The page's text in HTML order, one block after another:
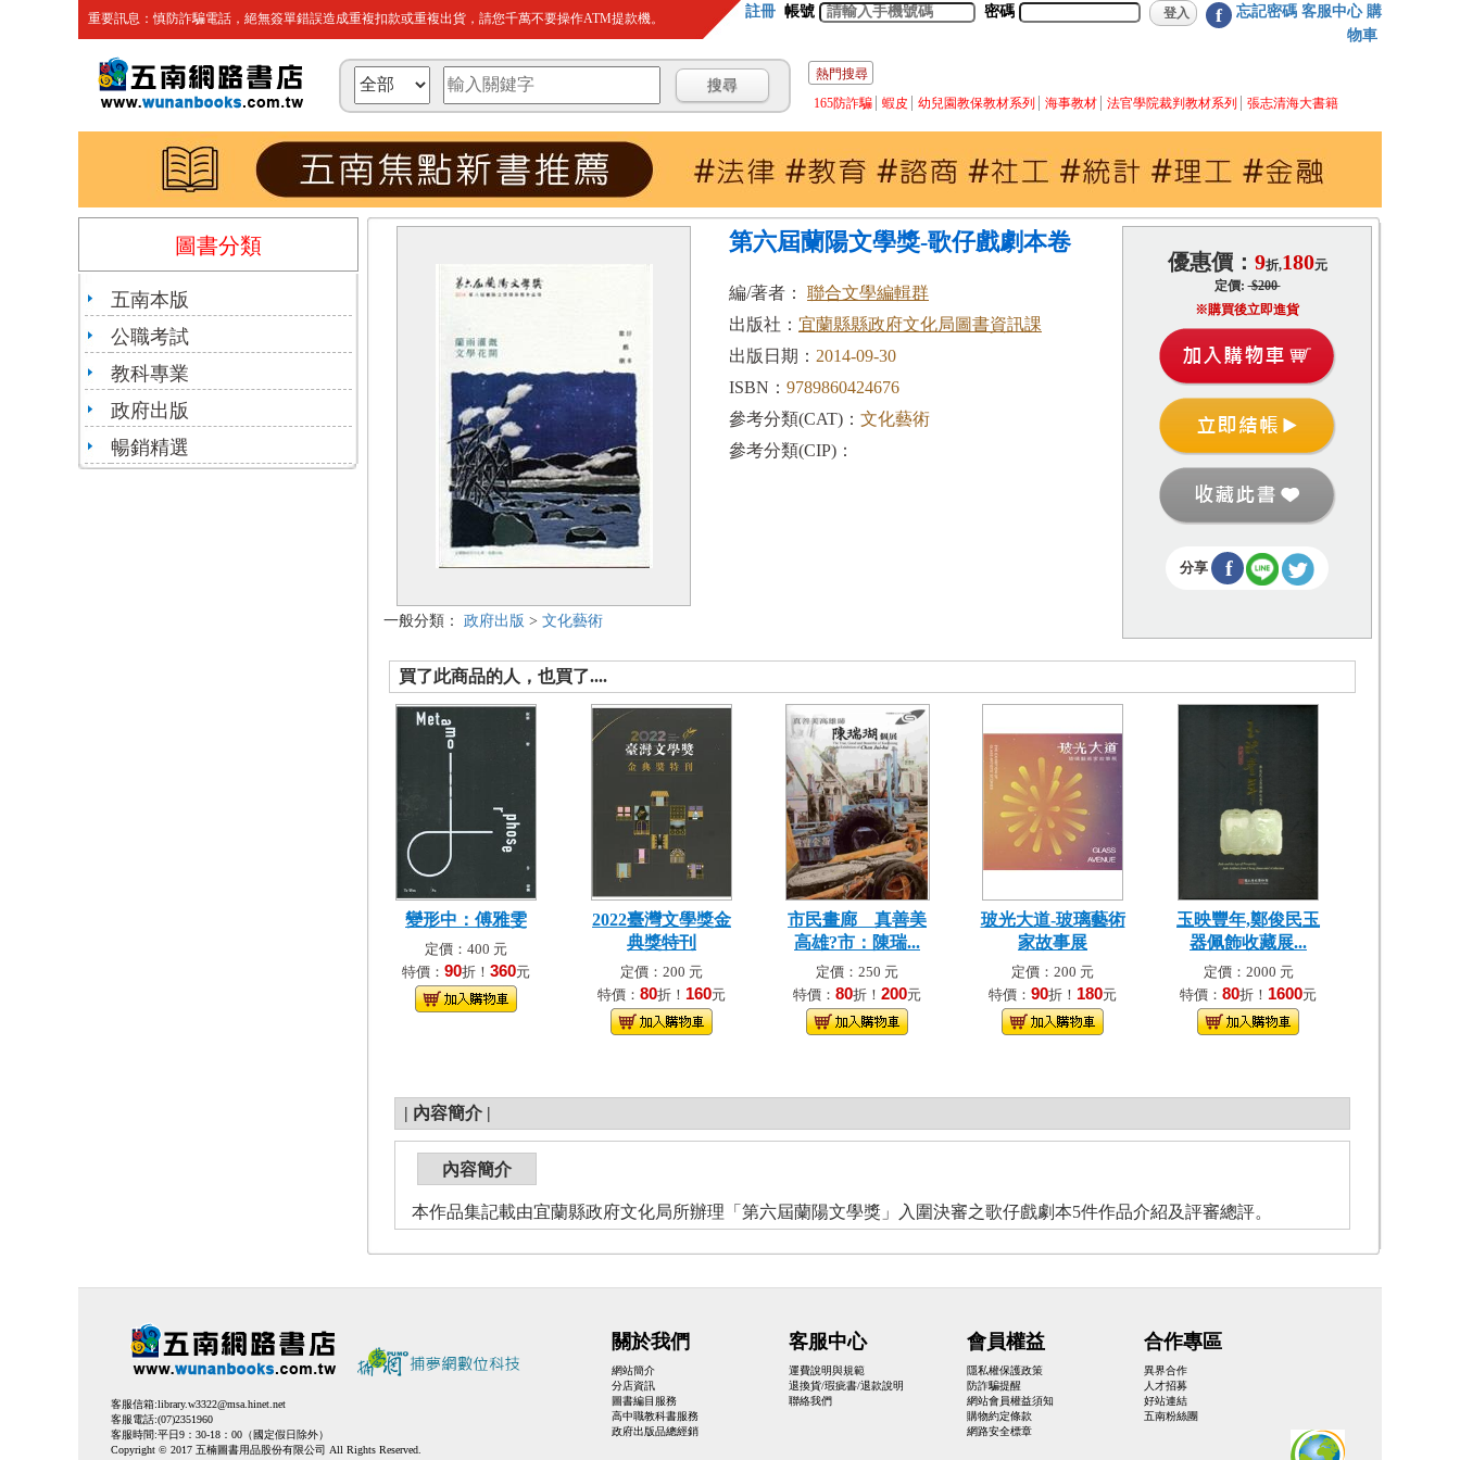
重要訊息：慎防詐騙電話，絕無簽單錯誤造成重複扣款或重複出貨，請您千萬不要操作ATM提款機。 註冊 帳號 密碼 f 忘記密碼 客服中心 購
物車
熱門搜尋
165防詐騙
蝦皮 幼兒園教保教材系列 海事教材 法官學院裁判教材系列 張志清海大書籍
圖書分類
五南本版
公職考試
教科專業
政府出版
暢銷精選
一般分類： 政府出版 > 文化藝術
第六屆蘭陽文學獎-歌仔戲劇本卷
編/著者： 聯合文學編輯群
出版社： 宜蘭縣縣政府文化局圖書資訊課
出版日期： 2014-09-30
ISBN： 9789860424676
參考分類(CAT)： 文化藝術
參考分類(CIP)：
優惠價： 9折,180元
定價:$200
※購買後立即進貨
分享 f
買了此商品的人，也買了....
變形中：傅雅雯
定價：400 元
特價： 90折！ 360元
2022臺灣文學獎金
典獎特刊
定價：200 元
特價： 80折！ 160元
市民畫廊 真善美
高雄?市：陳瑞...
定價：250 元
特價： 80折！ 200元
玻光大道-玻璃藝術
家故事展
定價：200 元
特價： 90折！ 180元
玉映豐年,鄭俊民玉
器佩飾收藏展...
定價：2000 元
特價： 80折！ 1600元
| 內容簡介 |
內容簡介
本作品集記載由宜蘭縣政府文化局所辦理「第六屆蘭陽文學獎」入圍決審之歌仔戲劇本5件作品介紹及評審總評。
客服信箱:library.w3322@msa.hinet.net
客服電話:(07)2351960
客服時間:平日9：30-18：00（國定假日除外）
Copyright © 2017 五楠圖書用品股份有限公司 All Rights Reserved.
關於我們
網站簡介
分店資訊
圖書編目服務
高中職教科書服務
政府出版品總經銷
客服中心
運費說明與規範
退換貨/瑕疵書/退款說明
聯絡我們
會員權益
隱私權保護政策
防詐騙提醒
網站會員權益須知
購物約定條款
網路安全標章
合作專區
異界合作
人才招募
好站連結
五南粉絲團